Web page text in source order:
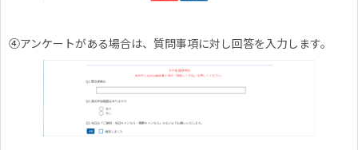
④アンケートがある場合は、質問事項に対し回答を入力します。